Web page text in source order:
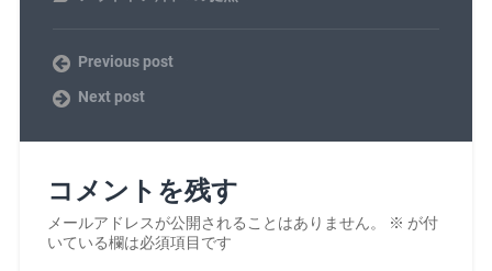
Previous post
Next post
コメントを残す
メールアドレスが公開されることはありません。 ※ が付
いている欄は必須項目です